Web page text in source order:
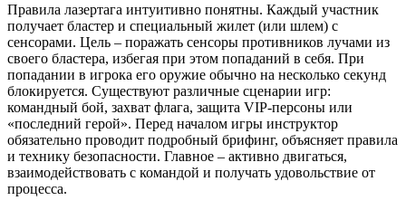
Правила лазертага интуитивно понятны. Каждый участник
получает бластер и специальный жилет (или шлем) с
сенсорами. Цель – поражать сенсоры противников лучами из
своего бластера, избегая при этом попаданий в себя. При
попадании в игрока его оружие обычно на несколько секунд
блокируется. Существуют различные сценарии игр:
командный бой, захват флага, защита VIP-персоны или
«последний герой». Перед началом игры инструктор
обязательно проводит подробный брифинг, объясняет правила
и технику безопасности. Главное – активно двигаться,
взаимодействовать с командой и получать удовольствие от
процесса.